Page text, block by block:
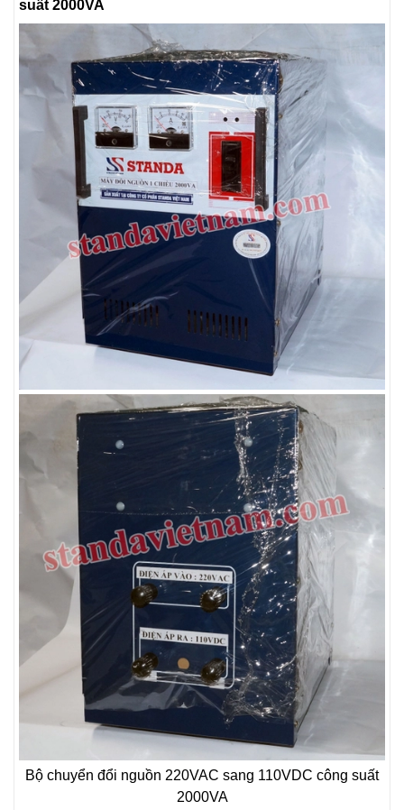
suất 2000VA
Bộ chuyển đổi nguồn 220VAC sang 110VDC công suất
2000VA